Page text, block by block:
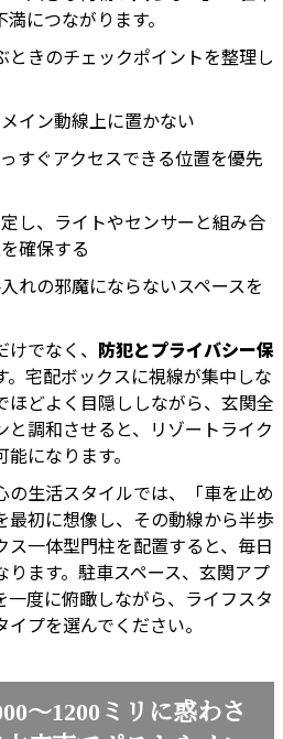
につながります。
きのチェックポイントを整理し
イン動線上に置かない
すぐアクセスできる位置を優先
し、ライトやセンサーと組み合
確保する
れの邪魔にならないスペースを
でなく、 防犯とプライバシー保
。宅配ボックスに視線が集中しな
ほどよく目隠ししながら、玄関全
調和させると、リゾートライク
になります。
生活スタイルでは、「車を止め
最初に想像し、その動線から半歩
一体型門柱を配置すると、毎日
ます。駐車スペース、玄関アプ
一度に俯瞰しながら、ライフスタ
プを選んでください。
〜1200ミリに惑わさ